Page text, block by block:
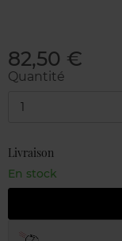
82,50 €
Quantité
1
Livraison
En stock